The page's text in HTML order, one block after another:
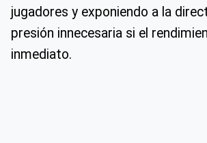
jugadores y exponiendo a la
presión innecesaria si el
inmediato.